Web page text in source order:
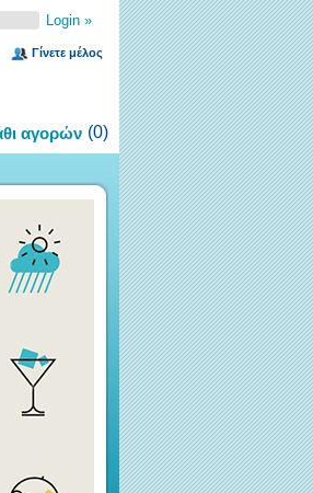
Γίνετε μέλος
αγορών (0)